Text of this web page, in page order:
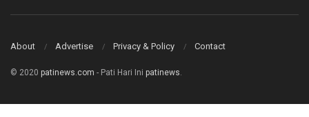
About Advertise Privacy & Policy Contact
© 2020 patinews.com - Pati Hari Ini patinews